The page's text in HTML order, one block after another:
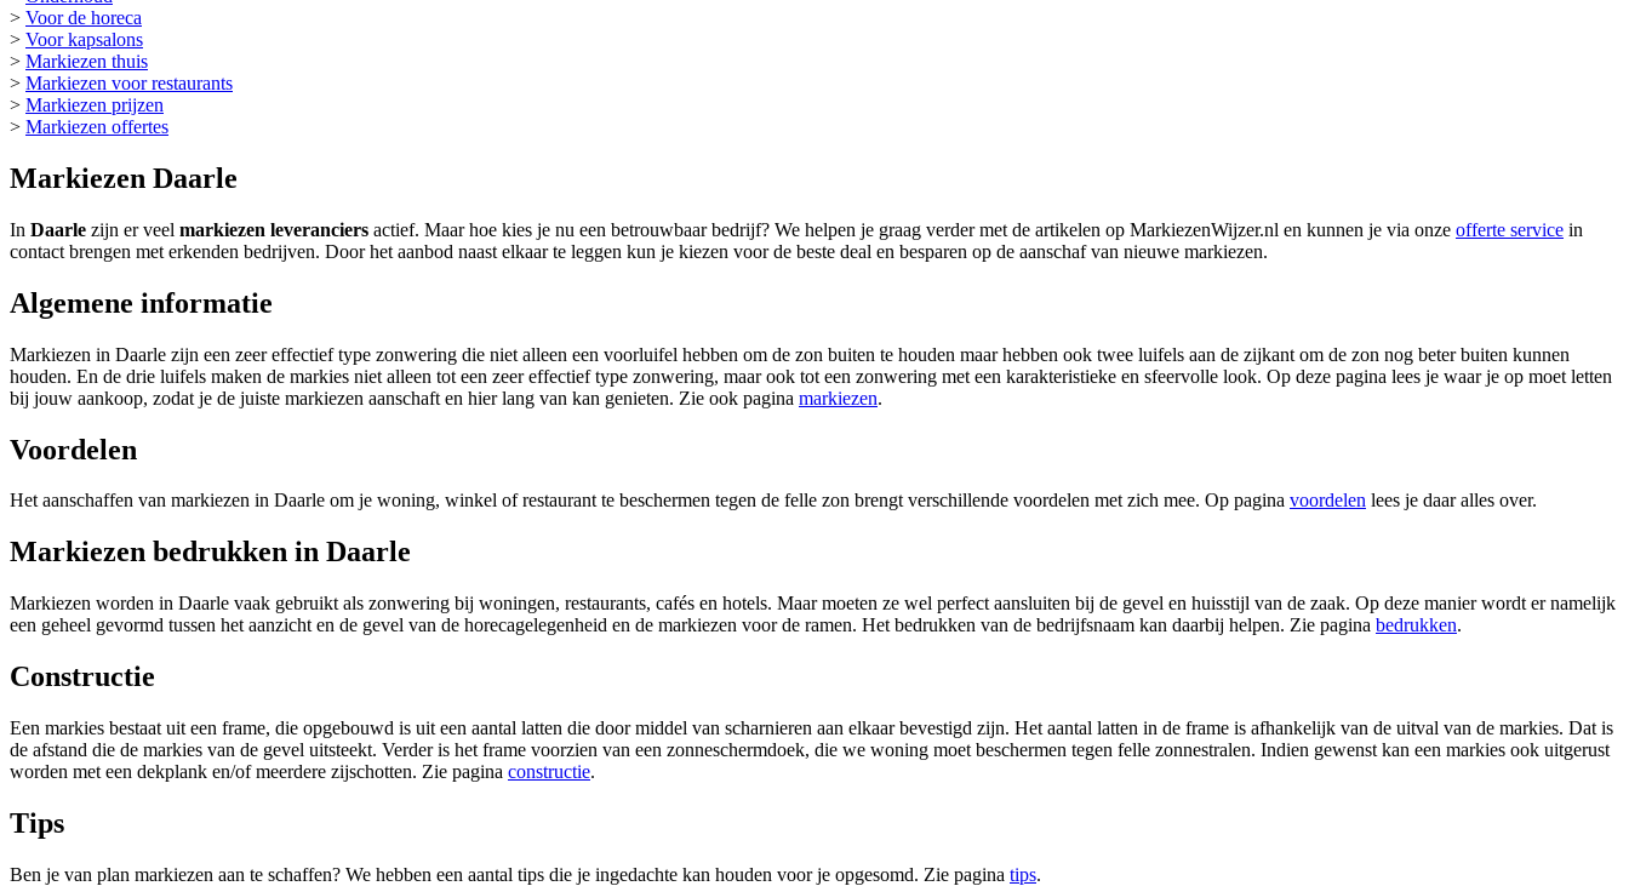
> Voor de horeca
> Voor kapsalons
> Markiezen thuis
> Markiezen voor restaurants
> Markiezen prijzen
> Markiezen offertes
Markiezen Daarle
In Daarle zijn er veel markiezen leveranciers actief. Maar hoe kies je nu een betrouwbaar bedrijf? We helpen je graag verder met de artikelen op MarkiezenWijzer.nl en kunnen je via onze offerte service in
contact brengen met erkenden bedrijven. Door het aanbod naast elkaar te leggen kun je kiezen voor de beste deal en besparen op de aanschaf van nieuwe markiezen.
Algemene informatie
Markiezen in Daarle zijn een zeer effectief type zonwering die niet alleen een voorluifel hebben om de zon buiten te houden maar hebben ook twee luifels aan de zijkant om de zon nog beter buiten kunnen
houden. En de drie luifels maken de markies niet alleen tot een zeer effectief type zonwering, maar ook tot een zonwering met een karakteristieke en sfeervolle look. Op deze pagina lees je waar je op moet letten
bij jouw aankoop, zodat je de juiste markiezen aanschaft en hier lang van kan genieten. Zie ook pagina markiezen.
Voordelen
Het aanschaffen van markiezen in Daarle om je woning, winkel of restaurant te beschermen tegen de felle zon brengt verschillende voordelen met zich mee. Op pagina voordelen lees je daar alles over.
Markiezen bedrukken in Daarle
Markiezen worden in Daarle vaak gebruikt als zonwering bij woningen, restaurants, cafés en hotels. Maar moeten ze wel perfect aansluiten bij de gevel en huisstijl van de zaak. Op deze manier wordt er namelijk
een geheel gevormd tussen het aanzicht en de gevel van de horecagelegenheid en de markiezen voor de ramen. Het bedrukken van de bedrijfsnaam kan daarbij helpen. Zie pagina bedrukken.
Constructie
Een markies bestaat uit een frame, die opgebouwd is uit een aantal latten die door middel van scharnieren aan elkaar bevestigd zijn. Het aantal latten in de frame is afhankelijk van de uitval van de markies. Dat is
de afstand die de markies van de gevel uitsteekt. Verder is het frame voorzien van een zonneschermdoek, die we woning moet beschermen tegen felle zonnestralen. Indien gewenst kan een markies ook uitgerust
worden met een dekplank en/of meerdere zijschotten. Zie pagina constructie.
Tips
Ben je van plan markiezen aan te schaffen? We hebben een aantal tips die je ingedachte kan houden voor je opgesomd. Zie pagina tips.